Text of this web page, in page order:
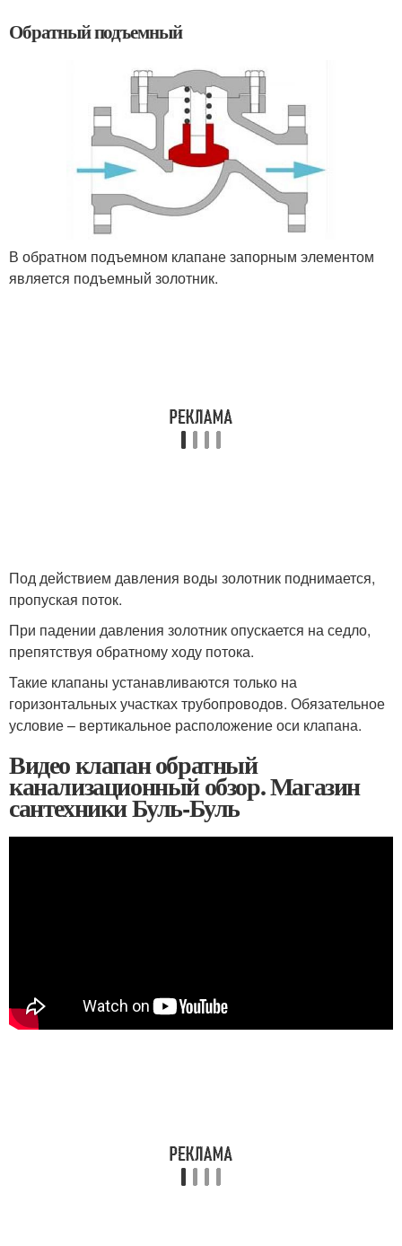
Обратный подъемный
В обратном подъемном клапане запорным элементом
является подъемный золотник.
Под действием давления воды золотник поднимается,
пропуская поток.
При падении давления золотник опускается на седло,
препятствуя обратному ходу потока.
Такие клапаны устанавливаются только на
горизонтальных участках трубопроводов. Обязательное
условие – вертикальное расположение оси клапана.
Видео клапан обратный
канализационный обзор. Магазин
сантехники Буль-Буль